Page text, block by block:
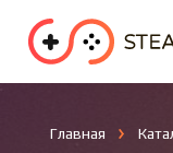
Спорт
Главная